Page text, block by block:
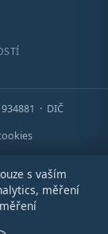
· DIČ
s vaším
měření